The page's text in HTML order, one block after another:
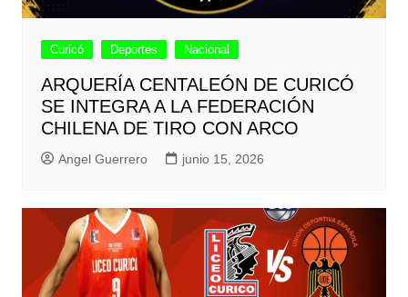
Curicó Deportes Nacional
ARQUERÍA CENTALEÓN DE CURICÓ
SE INTEGRA A LA FEDERACIÓN
CHILENA DE TIRO CON ARCO
Angel Guerrero junio 15, 2026